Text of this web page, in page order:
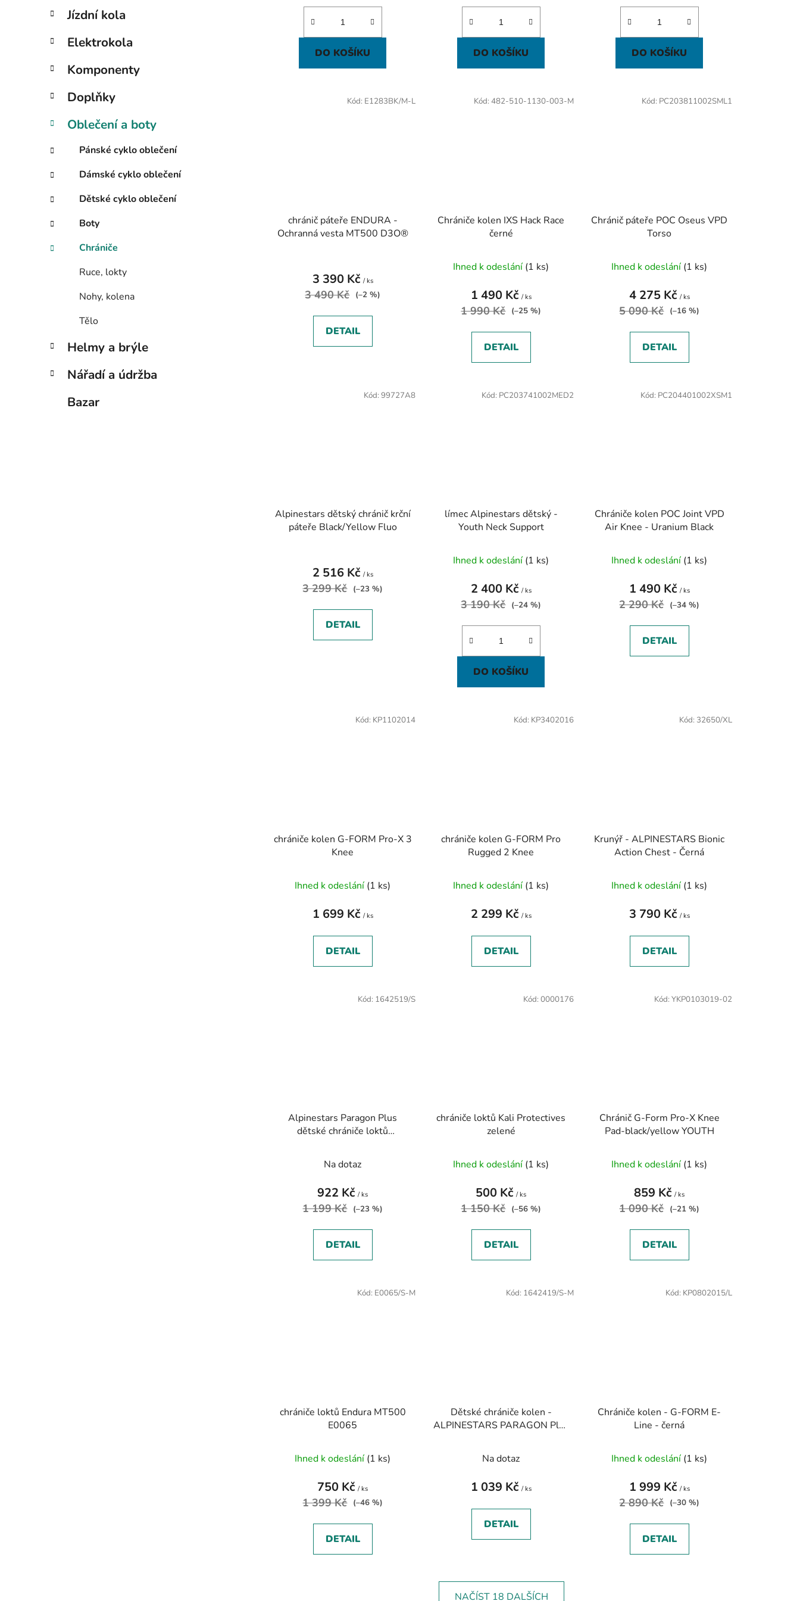
Přeskočit
kategorie
K
a
e
o
i
Jízdní kola
Elektrokola
Komponenty
Doplňky
Oblečení a boty
Pánské cyklo oblečení
Dámské cyklo oblečení
Dětské cyklo oblečení
Boty
Chrániče
Ruce, lokty
Nohy, kolena
Tělo
Helmy a brýle
Nářadí a údržba
Bazar
DO KOŠÍKU DO KOŠÍKU DO KOŠÍKU
chránič páteře ENDURA -
Ochranná vesta MT500 D3O®
3 390 Kč / ks
3 490 Kč (–2 %)
DETAIL
Kód: E1283BK/M-L
Chrániče kolen IXS Hack Race
černé
Ihned k odeslání (1 ks)
1 490 Kč / ks
1 990 Kč (–25 %)
DETAIL
Kód: 482-510-1130-003-M
Chránič páteře POC Oseus VPD
Torso
Ihned k odeslání (1 ks)
4 275 Kč / ks
5 090 Kč (–16 %)
DETAIL
Kód: PC203811002SML1
Alpinestars dětský chránič krční
páteře Black/Yellow Fluo
2 516 Kč / ks
3 299 Kč (–23 %)
DETAIL
Kód: 99727A8
límec Alpinestars dětský -
Youth Neck Support
Ihned k odeslání (1 ks)
2 400 Kč / ks
3 190 Kč (–24 %)
DO KOŠÍKU
Kód: PC203741002MED2
Chrániče kolen POC Joint VPD
Air Knee - Uranium Black
Ihned k odeslání (1 ks)
1 490 Kč / ks
2 290 Kč (–34 %)
DETAIL
Kód: PC204401002XSM1
chrániče kolen G-FORM Pro-X 3
Knee
Ihned k odeslání (1 ks)
1 699 Kč / ks
DETAIL
Kód: KP1102014
chrániče kolen G-FORM Pro
Rugged 2 Knee
Ihned k odeslání (1 ks)
2 299 Kč / ks
DETAIL
Kód: KP3402016
Krunýř - ALPINESTARS Bionic
Action Chest - Černá
Ihned k odeslání (1 ks)
3 790 Kč / ks
DETAIL
Kód: 32650/XL
Alpinestars Paragon Plus
dětské chrániče loktů
Na dotaz
922 Kč/ ks
1 199 Kč (–23 %)
DETAIL
Kód: 1642519/S
chrániče loktů Kali Protectives
zelené
Ihned k odeslání (1 ks)
500 Kč/ ks
1 150 Kč (–56 %)
DETAIL
Kód: 0000176
Chránič G-Form Pro-X Knee
Pad-black/yellow YOUTH
Ihned k odeslání (1 ks)
859 Kč/ ks
1 090 Kč (–21 %)
DETAIL
Kód: YKP0103019-02
chrániče loktů Endura MT500
E0065
Ihned k odeslání (1 ks)
750 Kč/ ks
1 399 Kč (–46 %)
DETAIL
Kód: E0065/S-M
Dětské chrániče kolen -
ALPINESTARS PARAGON Plus
Na dotaz
1 039 Kč / ks
DETAIL
Kód: 1642419/S-M
Chrániče kolen - G-FORM E-
Line - černá
Ihned k odeslání (1 ks)
1 999 Kč / ks
2 890 Kč (–30 %)
DETAIL
Kód: KP0802015/L
NAČÍST 18 DALŠÍCH